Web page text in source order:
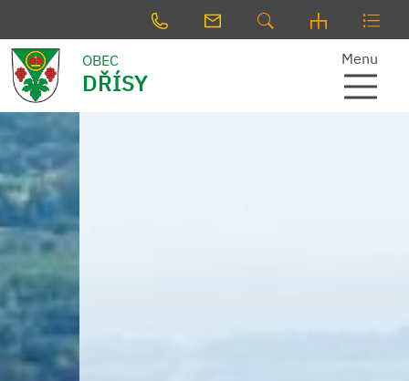
OBEC
DŘÍSY
Menu